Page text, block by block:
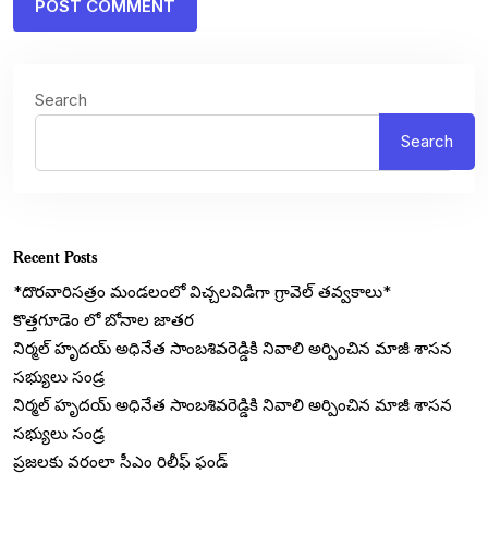
Search
Search
Recent Posts
*దొరవారిసత్రం మండలంలో విచ్చలవిడిగా గ్రావెల్ తవ్వకాలు*
కొత్తగూడెం లో బోనాల జాతర
నిర్మల్ హృదయ్ అధినేత సాంబశివరెడ్డికి నివాలి అర్పించిన మాజీ శాసన
సభ్యులు సండ్ర
నిర్మల్ హృదయ్ అధినేత సాంబశివరెడ్డికి నివాలి అర్పించిన మాజీ శాసన
సభ్యులు సండ్ర
ప్రజలకు వరంలా సీఎం రిలీఫ్ ఫండ్